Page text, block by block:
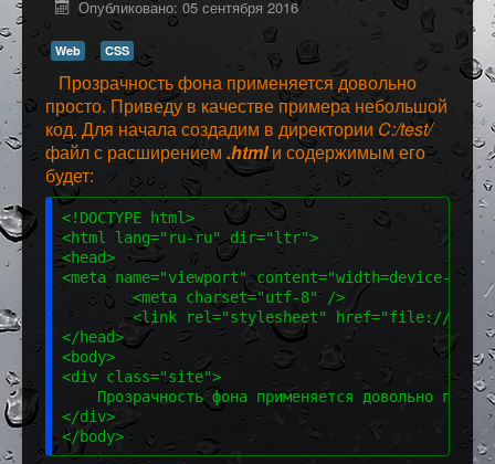
Программное обеспечение
Разное
Опубликовано: 05 сентября 2016
Web CSS
Прозрачность фона применяется довольно
просто. Приведу в качестве примера небольшой
код. Для начала создадим в директории C:/test/
файл с расширением .htmlи содержимым его
будет:
<!DOCTYPE html>
<html lang="ru-ru" dir="ltr">
<head>
<meta name="viewport" content="width=device-
<meta charset="utf-8" />
<link rel="stylesheet" href="file:///E:/
</head>
<body>
<div class="site">
Прозрачность фона применяется довольно
</div>
</body>